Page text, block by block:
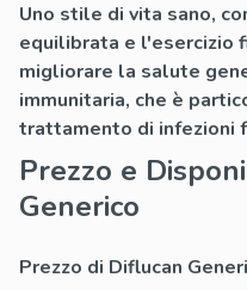
Uno stile di vita sano,
equilibrata e l'esercizio
migliorare la salute
immunitaria, che è
trattamento di infezioni
Prezzo e
Generico
Prezzo di Diflucan